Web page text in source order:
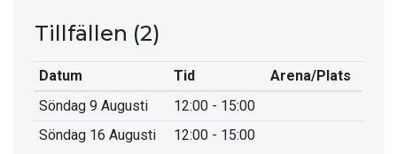
Tillfällen (2)
Datum Tid
Arena/Plats
Söndag 9 Augusti
12:00 - 15:00
Söndag 16 Augusti
12:00 - 15:00